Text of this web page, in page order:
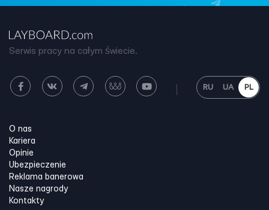
Serwis pracy na całym świecie.
RU UA PL
O nas
Kariera
Opinie
Ubezpieczenie
Reklama banerowa
Nasze nagrody
Kontakty